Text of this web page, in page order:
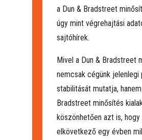
a Dun & Bradstreet
úgy mint végrehajtási
sajtóhírek.
Mivel a Dun & Bradstreet
nemcsak cégünk jelenlegi
stabilitását mutatja,
Bradstreet minősítés
köszönhetően azt is, hogy
elkövetkező egy évben